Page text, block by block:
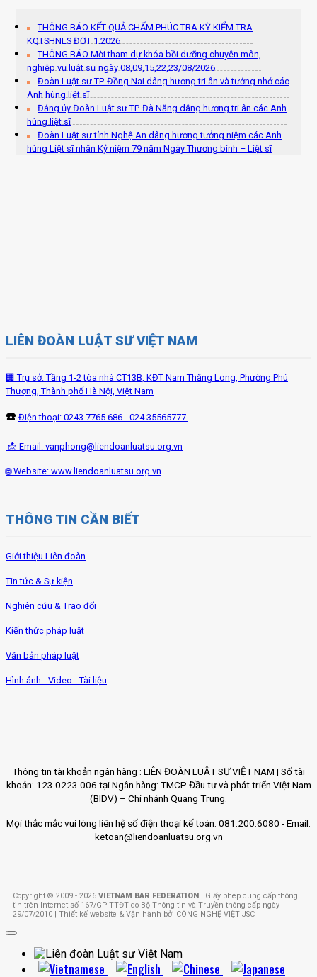
THÔNG BÁO KẾT QUẢ CHẤM PHÚC TRA KỲ KIỂM TRA
KQTSHNLS ĐỢT 1.2026
THÔNG BÁO Mời tham dự khóa bồi dưỡng chuyên môn,
nghiệp vụ luật sư ngày 08,09,15,22,23/08/2026
Đoàn Luật sư TP. Đồng Nai dâng hương tri ân và tưởng nhớ các
Anh hùng liệt sĩ
Đảng ủy Đoàn Luật sư TP. Đà Nẵng dâng hương tri ân các Anh
hùng liệt sĩ
Đoàn Luật sư tỉnh Nghệ An dâng hương tưởng niệm các Anh
hùng Liệt sĩ nhân Kỷ niệm 79 năm Ngày Thương binh – Liệt sĩ
LIÊN ĐOÀN LUẬT SƯ VIỆT NAM
🏢 Trụ sở: Tầng 1-2 tòa nhà CT13B, KĐT Nam Thăng Long, Phường Phú
Thượng, Thành phố Hà Nội, Việt Nam
☎️ Điện thoại: 0243.7765.686 - 024.35565777
📩 Email: vanphong@liendoanluatsu.org.vn
🌐 Website: www.liendoanluatsu.org.vn
THÔNG TIN CẦN BIẾT
Giới thiệu Liên đoàn
Tin tức & Sự kiện
Nghiên cứu & Trao đổi
Kiến thức pháp luật
Văn bản pháp luật
Hình ảnh - Video - Tài liệu
Thông tin tài khoản ngân hàng : LIÊN ĐOÀN LUẬT SƯ VIỆT NAM | Số tài
khoản: 123.0223.006 tại Ngân hàng: TMCP Đầu tư và phát triển Việt Nam
(BIDV) – Chi nhánh Quang Trung.
Mọi thắc mắc vui lòng liên hệ số điện thoại kế toán: 081.200.6080 - Email:
ketoan@liendoanluatsu.org.vn
Copyright © 2009 - 2026 VIETNAM BAR FEDERATION
| Giấy phép cung cấp thông
tin trên Internet số 167/GP-TTĐT do Bộ Thông tin và Truyền thông cấp ngày
29/07/2010 | Thiết kế website & Vận hành bởi CÔNG NGHỆ VIỆT JSC